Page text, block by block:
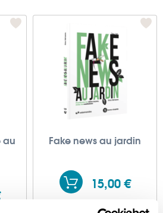
au
Fake news au jardin
15,00 €